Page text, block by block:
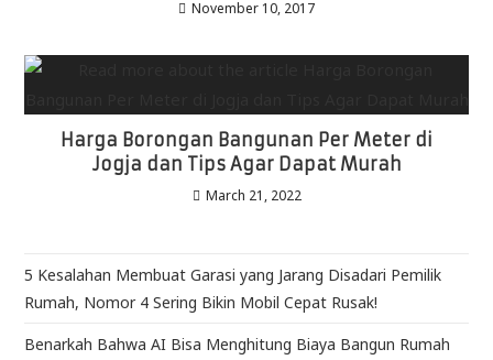
November 10, 2017
Harga Borongan Bangunan Per Meter di
Jogja dan Tips Agar Dapat Murah
March 21, 2022
5 Kesalahan Membuat Garasi yang Jarang Disadari Pemilik
Rumah, Nomor 4 Sering Bikin Mobil Cepat Rusak!
Benarkah Bahwa AI Bisa Menghitung Biaya Bangun Rumah